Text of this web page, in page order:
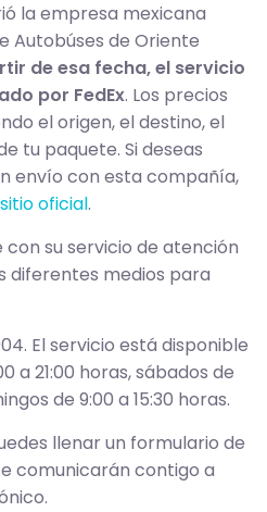
la empresa mexicana
Autobúses de Oriente
de esa fecha, el servicio
por FedEx. Los precios
el origen, el destino, el
tu paquete. Si deseas
envío con esta compañía,
oficial.
su servicio de atención
diferentes medios para
El servicio está disponible
a 21:00 horas, sábados de
de 9:00 a 15:30 horas.
llenar un formulario de
comunicarán contigo a